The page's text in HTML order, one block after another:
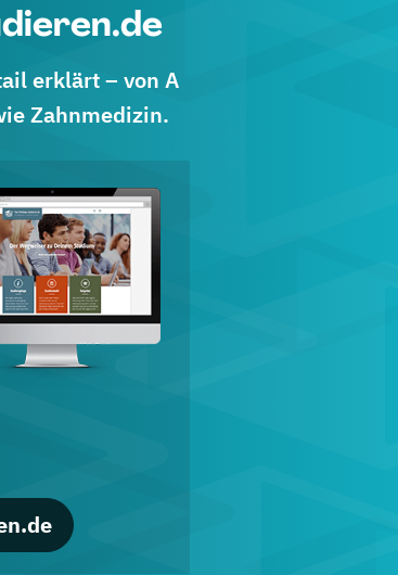
erklärt – von A
Zahnmedizin.